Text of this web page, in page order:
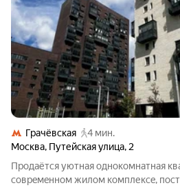
Грачёвская
4 мин.
Москва, Путейская улица, 2
Продаётся уютная oднокомнатная
совpeмeннoм жилoм комплексe,